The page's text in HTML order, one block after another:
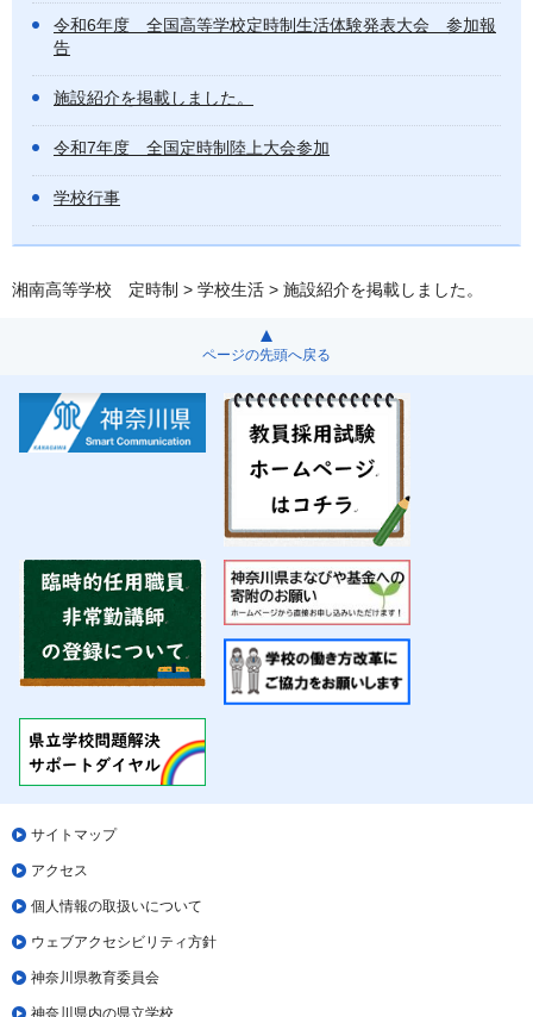
令和6年度 全国高等学校定時制生活体験発表大会 参加報
告
施設紹介を掲載しました。
令和7年度 全国定時制陸上大会参加
学校行事
湘南高等学校 定時制 > 学校生活 > 施設紹介を掲載しました。
ページの先頭へ戻る
サイトマップ
アクセス
個人情報の取扱いについて
ウェブアクセシビリティ方針
神奈川県教育委員会
神奈川県内の県立学校